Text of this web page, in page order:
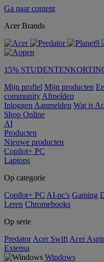
Ga naar content
Acer Brands
15%
Mijn profiel Mijn producten
community Afmelden
Inloggen Aanmelden Wat is
Shop Online
AI
Producten
Nieuwe producten
Copilot+ PC
Laptops
Op categorie
Copilot+ PC AI-pc's Gaming
Leren Chromebooks
Op serie
Predator Acer Swift Acer
Extensa
Windows